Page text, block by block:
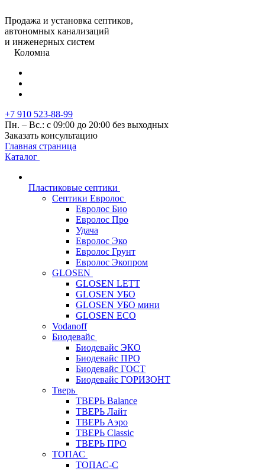
Продажа и установка септиков,
автономных канализаций
и инженерных систем
Коломна
+7 910 523-88-99
Пн. – Вс.: с 09:00 до 20:00 без выходных
Заказать консультацию
Главная страница
Каталог
Пластиковые септики
Септики Евролос
Евролос Био
Евролос Про
Удача
Евролос Эко
Евролос Грунт
Евролос Экопром
GLOSEN
GLOSEN LETT
GLOSEN УБО
GLOSEN УБО мини
GLOSEN ECO
Vodanoff
Биодевайс
Биодевайс ЭКО
Биодевайс ПРО
Биодевайс ГОСТ
Биодевайс ГОРИЗОНТ
Тверь
ТВЕРЬ Balance
ТВЕРЬ Лайт
ТВЕРЬ Аэро
ТВЕРЬ Classic
ТВЕРЬ ПРО
ТОПАС
ТОПАС-С